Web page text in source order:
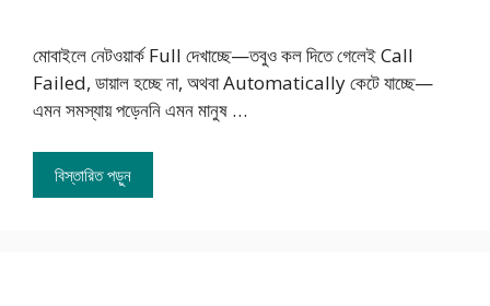
মোবাইলে নেটওয়ার্ক Full দেখাচ্ছে—তবুও কল দিতে গেলেই Call
Failed, ডায়াল হচ্ছে না, অথবা Automatically কেটে যাচ্ছে—
এমন সমস্যায় পড়েননি এমন মানুষ …
বিস্তারিত পড়ুন